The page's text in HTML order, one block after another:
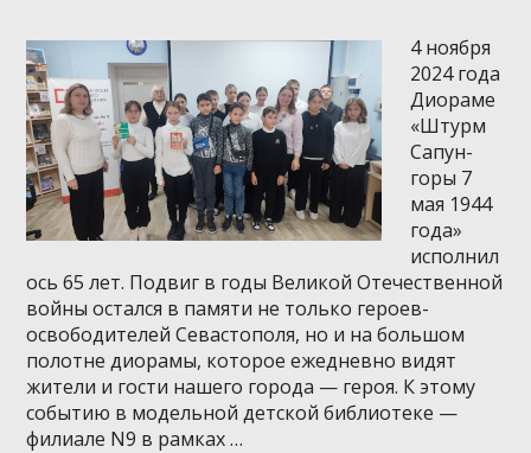
4 ноября
2024 года
Диораме
«Штурм
Сапун-
горы 7
мая 1944
года»
исполнил
ось 65 лет. Подвиг в годы Великой Отечественной
войны остался в памяти не только героев-
освободителей Севастополя, но и на большом
полотне диорамы, которое ежедневно видят
жители и гости нашего города — героя. К этому
событию в модельной детской библиотеке —
филиале N9 в рамках …